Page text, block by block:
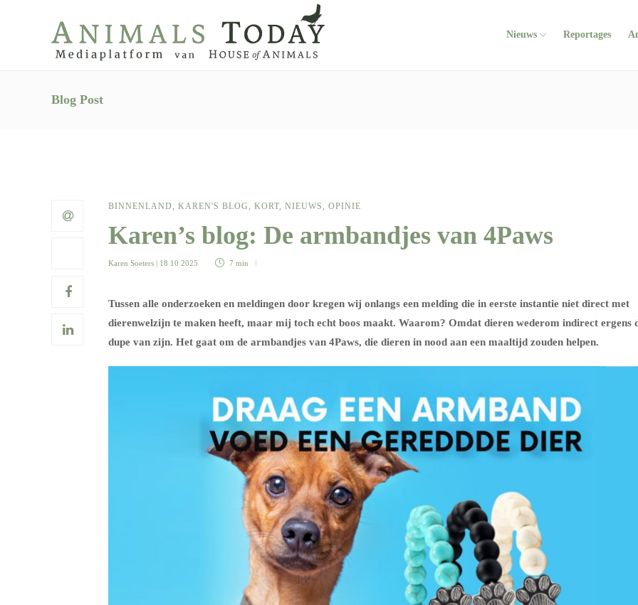
Nieuws Reportages
Blog Post
BINNENLAND, KAREN'S BLOG, KORT, NIEUWS, OPINIE
Karen’s blog: De armbandjes van 4Paws
Karen Soeters | 18 10 2025 7 min
Tussen alle onderzoeken en meldingen door kregen wij onlangs een melding die in eerste instantie niet direct met
dierenwelzijn te maken heeft, maar mij toch echt boos maakt. Waarom? Omdat dieren wederom indirect ergens
dupe van zijn. Het gaat om de armbandjes van 4Paws, die dieren in nood aan een maaltijd zouden helpen.